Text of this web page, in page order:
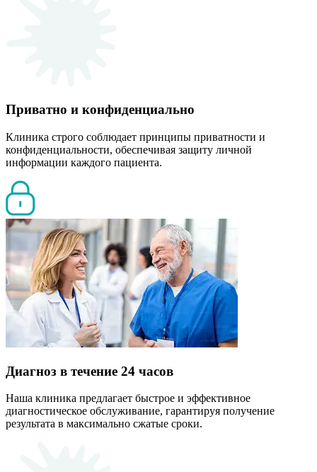
Приватно и конфиденциально
Клиника строго соблюдает принципы приватности и
конфиденциальности, обеспечивая защиту личной
информации каждого пациента.
Диагноз в течение 24 часов
Наша клиника предлагает быстрое и эффективное
диагностическое обслуживание, гарантируя получение
результата в максимально сжатые сроки.